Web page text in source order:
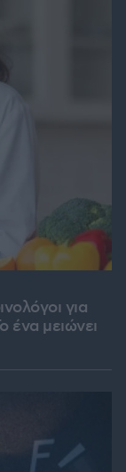
για
ένα μειώνει